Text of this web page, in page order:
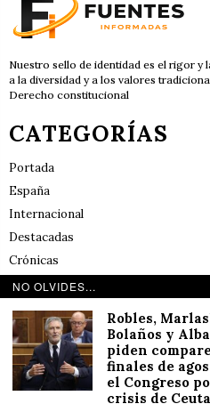
Nuestro sello de identidad es el rigor y
a la diversidad y a los valores
Derecho constitucional
CATEGORÍAS
Portada
España
Internacional
Destacadas
Crónicas
Noticias de deportes en España
Reflexiones
LINKS
NO OLVIDES...
Robles,
Bolaños y
piden
finales de
el Congreso
crisis de Ceuta